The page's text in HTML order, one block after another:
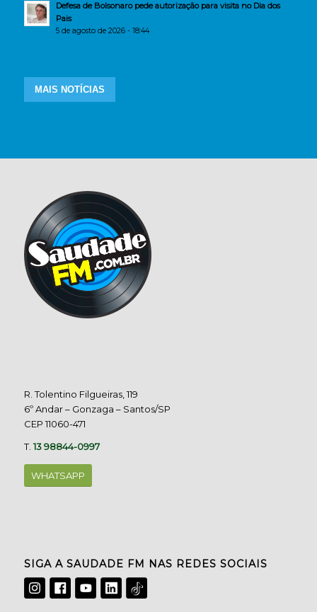
Defesa de Bolsonaro pede autorização para visita no Dia dos
Pais
5 de agosto de 2026 - 18:44
MAIS NOTÍCIAS
R. Tolentino Filgueiras, 119
6º Andar – Gonzaga – Santos/SP
CEP 11060-471
T.13 98844-0997
WHATSAPP
SIGA A SAUDADE FM NAS REDES SOCIAIS